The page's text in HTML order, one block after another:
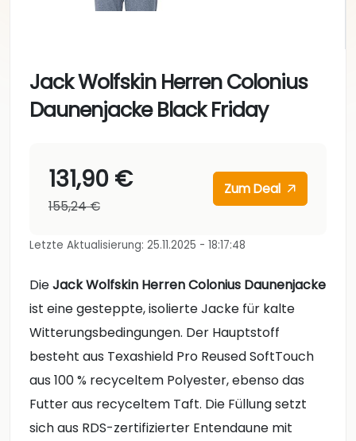
Jack Wolfskin Herren Colonius
Daunenjacke Black Friday
131,90 €
155,24 €
Zum Deal
Letzte Aktualisierung: 25.11.2025 - 18:17:48
DieJack Wolfskin Herren Colonius Daunenjacke
ist eine gesteppte, isolierte Jacke für kalte
Witterungsbedingungen. Der Hauptstoff
besteht aus Texashield Pro Reused SoftTouch
aus 100 % recyceltem Polyester, ebenso das
Futter aus recyceltem Taft. Die Füllung setzt
sich aus RDS-zertifizierter Entendaune mit